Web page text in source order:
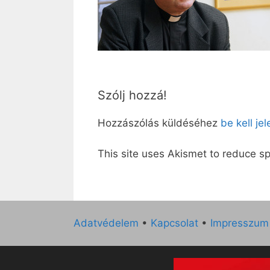
Szólj hozzá!
Hozzászólás küldéséhez be kell
This site uses Akismet to reduce
Adatvédelem • Kapcsolat • Impresszum